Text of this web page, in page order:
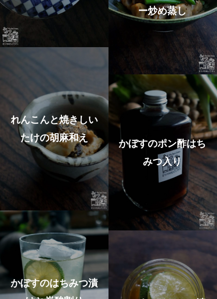
ー炒め蒸し
れんこんと焼きしい
たけの胡麻和え
かぼすのポン酢はち
みつ入り
かぼすのはちみつ漬